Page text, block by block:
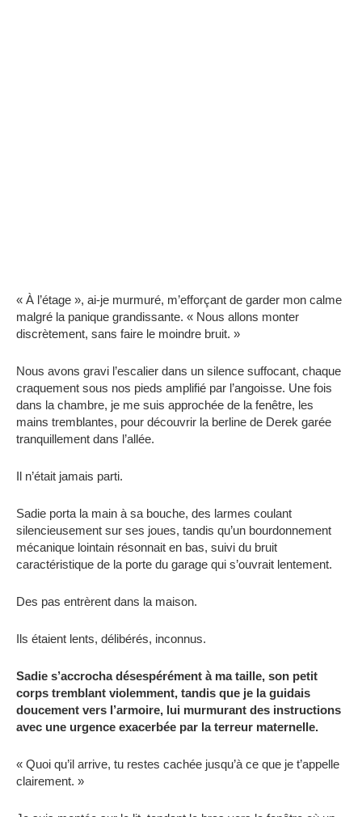
« À l’étage », ai-je murmuré, m’efforçant de garder mon calme
malgré la panique grandissante. « Nous allons monter
discrètement, sans faire le moindre bruit. »
Nous avons gravi l’escalier dans un silence suffocant, chaque
craquement sous nos pieds amplifié par l’angoisse. Une fois
dans la chambre, je me suis approchée de la fenêtre, les
mains tremblantes, pour découvrir la berline de Derek garée
tranquillement dans l’allée.
Il n’était jamais parti.
Sadie porta la main à sa bouche, des larmes coulant
silencieusement sur ses joues, tandis qu’un bourdonnement
mécanique lointain résonnait en bas, suivi du bruit
caractéristique de la porte du garage qui s’ouvrait lentement.
Des pas entrèrent dans la maison.
Ils étaient lents, délibérés, inconnus.
Sadie s’accrocha désespérément à ma taille, son petit
corps tremblant violemment, tandis que je la guidais
doucement vers l’armoire, lui murmurant des instructions
avec une urgence exacerbée par la terreur maternelle.
« Quoi qu’il arrive, tu restes cachée jusqu’à ce que je t’appelle
clairement. »